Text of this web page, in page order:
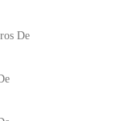
De